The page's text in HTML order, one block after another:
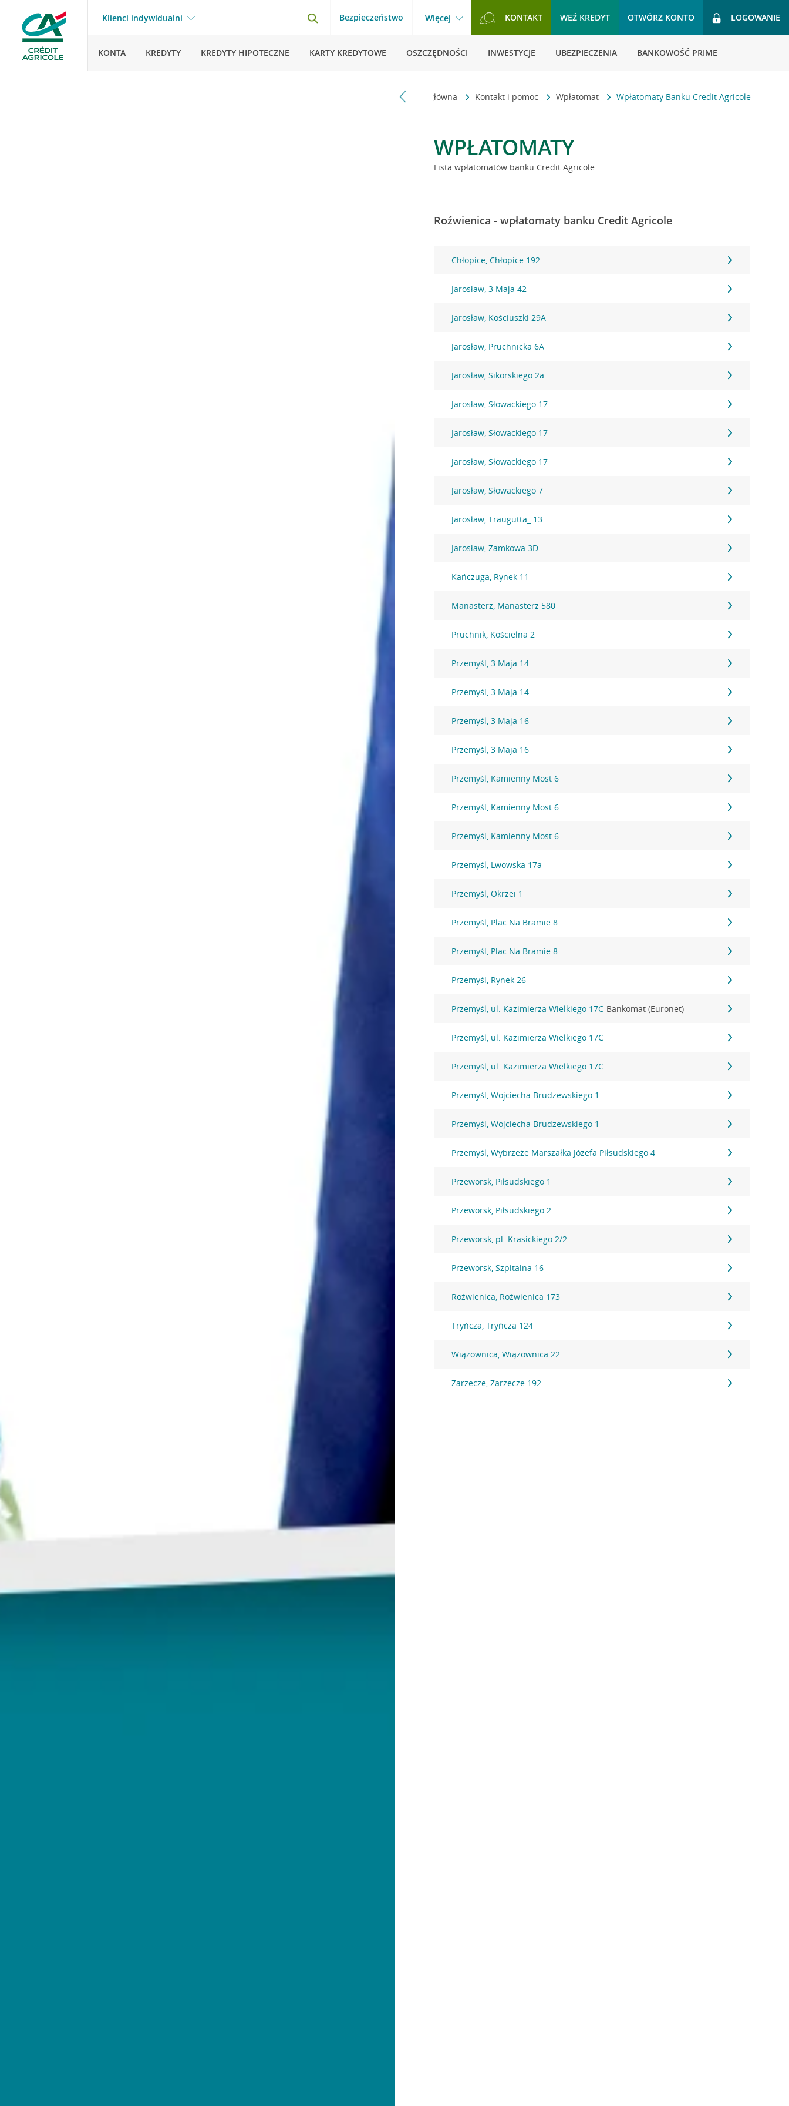
Klienci indywidualni Bezpieczeństwo Więcej KONTAKT WEŹ KREDYT OTWÓRZ KONTO LOGOWANIE
KONTA KREDYTY KREDYTY HIPOTECZNE KARTY KREDYTOWE OSZCZĘDNOŚCI INWESTYCJE UBEZPIECZENIA BANKOWOŚĆ PRIME
Strona główna Kontakt i pomoc Wpłatomat Wpłatomaty Banku Credit Agricole
WPŁATOMATY
Lista wpłatomatów banku Credit Agricole
Roźwienica - wpłatomaty banku Credit Agricole
Chłopice, Chłopice 192
Jarosław, 3 Maja 42
Jarosław, Kościuszki 29A
Jarosław, Pruchnicka 6A
Jarosław, Sikorskiego 2a
Jarosław, Słowackiego 17
Jarosław, Słowackiego 17
Jarosław, Słowackiego 17
Jarosław, Słowackiego 7
Jarosław, Traugutta_ 13
Jarosław, Zamkowa 3D
Kańczuga, Rynek 11
Manasterz, Manasterz 580
Pruchnik, Kościelna 2
Przemyśl, 3 Maja 14
Przemyśl, 3 Maja 14
Przemyśl, 3 Maja 16
Przemyśl, 3 Maja 16
Przemyśl, Kamienny Most 6
Przemyśl, Kamienny Most 6
Przemyśl, Kamienny Most 6
Przemyśl, Lwowska 17a
Przemyśl, Okrzei 1
Przemyśl, Plac Na Bramie 8
Przemyśl, Plac Na Bramie 8
Przemyśl, Rynek 26
Przemyśl, ul. Kazimierza Wielkiego 17C Bankomat (Euronet)
Przemyśl, ul. Kazimierza Wielkiego 17C
Przemyśl, ul. Kazimierza Wielkiego 17C
Przemyśl, Wojciecha Brudzewskiego 1
Przemyśl, Wojciecha Brudzewskiego 1
Przemyśl, Wybrzeże Marszałka Józefa Piłsudskiego 4
Przeworsk, Piłsudskiego 1
Przeworsk, Piłsudskiego 2
Przeworsk, pl. Krasickiego 2/2
Przeworsk, Szpitalna 16
Roźwienica, Roźwienica 173
Tryńcza, Tryńcza 124
Wiązownica, Wiązownica 22
Zarzecze, Zarzecze 192